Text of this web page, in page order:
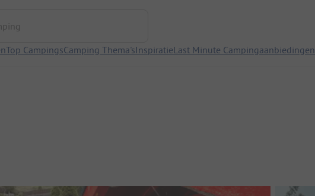
Top CampingsCamping Thema'sInspiratieLast Minute Campingaanbiedingen